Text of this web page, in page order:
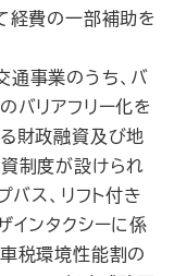
経費の一部補助を
通事業のうち、バ
バリアフリー化を
財政融資及び地
制度が設けられ
バス、リフト付き
インタクシーに係
税環境性能割の